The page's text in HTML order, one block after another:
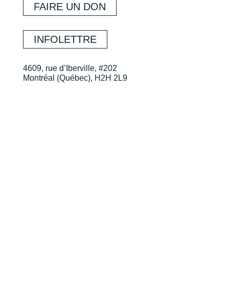
FAIRE UN DON
INFOLETTRE
4609, rue d’Iberville, #202
Montréal (Québec), H2H 2L9